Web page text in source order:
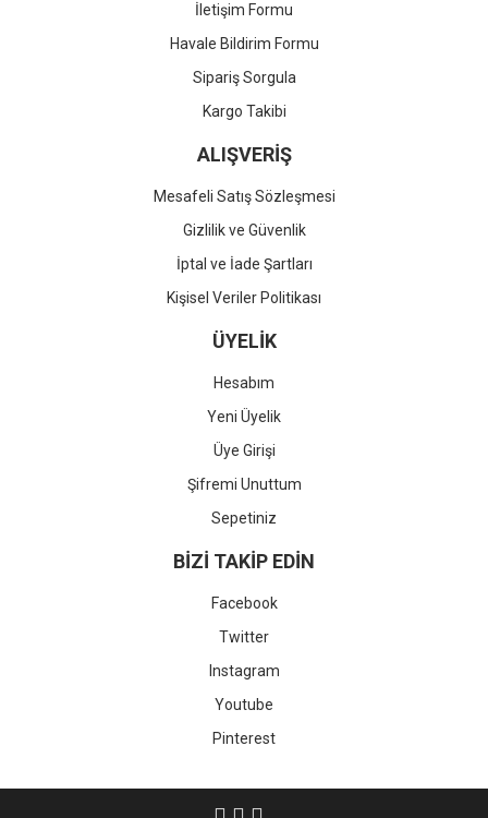
İletişim Formu
Havale Bildirim Formu
Sipariş Sorgula
Kargo Takibi
ALIŞVERİŞ
Mesafeli Satış Sözleşmesi
Gizlilik ve Güvenlik
İptal ve İade Şartları
Kişisel Veriler Politikası
ÜYELİK
Hesabım
Yeni Üyelik
Üye Girişi
Şifremi Unuttum
Sepetiniz
BİZİ TAKİP EDİN
Facebook
Twitter
Instagram
Youtube
Pinterest